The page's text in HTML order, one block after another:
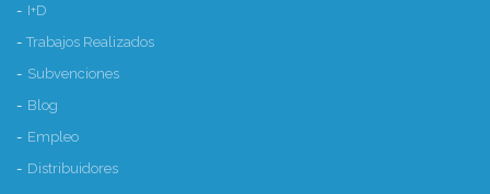
I+D
Trabajos Realizados
Subvenciones
Blog
Empleo
Distribuidores